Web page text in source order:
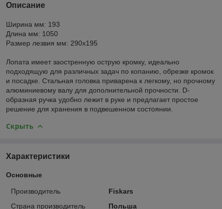
Описание
Ширина мм: 193
Длина мм: 1050
Размер лезвия мм: 290x195
Лопата имеет заостренную острую кромку, идеально
подходящую для различных задач по копанию, обрезке кромок
и посадке. Стальная головка приварена к легкому, но прочному
алюминиевому валу для дополнительной прочности. D-
образная ручка удобно лежит в руке и предлагает простое
решение для хранения в подвешенном состоянии.
Скрыть
Характеристики
Основные
Производитель
Fiskars
Страна производитель
Польша